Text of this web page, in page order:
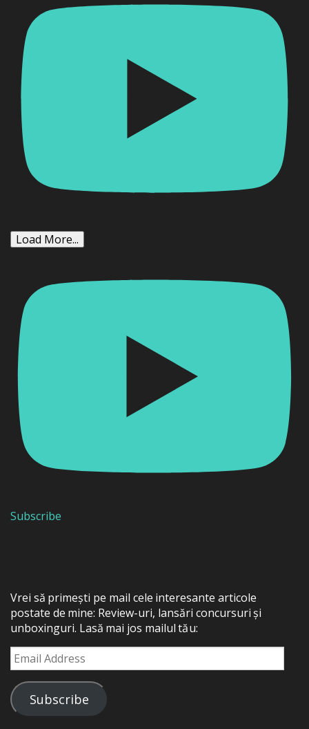
Load More...
Subscribe
Vrei să primești pe mail cele interesante articole
postate de mine: Review-uri, lansări concursuri și
unboxinguri. Lasă mai jos mailul tău:
Email
Address
Subscribe